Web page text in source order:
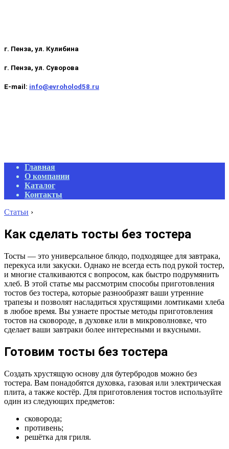
г. Пенза, ул. Кулибина
г. Пенза, ул. Суворова
E-mail: info@evroholod58.ru
Primary
Navigation
Menu
Главная
О компании
Каталог
Контакты
Статьи ›
Как сделать тосты без тостера
Тосты — это универсальное блюдо, подходящее для завтрака,
перекуса или закуски. Однако не всегда есть под рукой тостер,
и многие сталкиваются с вопросом, как быстро подрумянить
хлеб. В этой статье мы рассмотрим способы приготовления
тостов без тостера, которые разнообразят ваши утренние
трапезы и позволят насладиться хрустящими ломтиками хлеба
в любое время. Вы узнаете простые методы приготовления
тостов на сковороде, в духовке или в микроволновке, что
сделает ваши завтраки более интересными и вкусными.
Готовим тосты без тостера
Создать хрустящую основу для бутербродов можно без
тостера. Вам понадобятся духовка, газовая или электрическая
плита, а также костёр. Для приготовления тостов используйте
один из следующих предметов:
сковорода;
противень;
решётка для гриля.